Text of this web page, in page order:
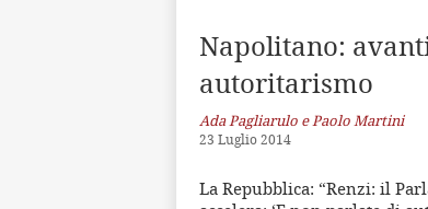
Napolitano:
autoritarismo
Ada Pagliarulo e Paolo Martini
23 Luglio 2014
La Repubblica: “Renzi: il